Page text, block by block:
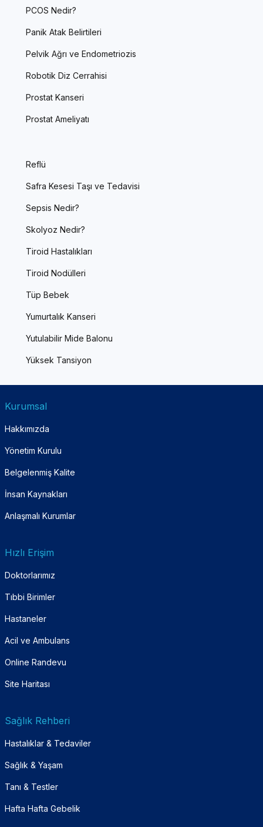
PCOS Nedir?
Panik Atak Belirtileri
Pelvik Ağrı ve Endometriozis
Robotik Diz Cerrahisi
Prostat Kanseri
Prostat Ameliyatı
Reflü
Safra Kesesi Taşı ve Tedavisi
Sepsis Nedir?
Skolyoz Nedir?
Tiroid Hastalıkları
Tiroid Nodülleri
Tüp Bebek
Yumurtalık Kanseri
Yutulabilir Mide Balonu
Yüksek Tansiyon
Kurumsal
Hakkımızda
Yönetim Kurulu
Belgelenmiş Kalite
İnsan Kaynakları
Anlaşmalı Kurumlar
Hızlı Erişim
Doktorlarımız
Tıbbi Birimler
Hastaneler
Acil ve Ambulans
Online Randevu
Site Haritası
Sağlık Rehberi
Hastalıklar & Tedaviler
Sağlık & Yaşam
Tanı & Testler
Hafta Hafta Gebelik